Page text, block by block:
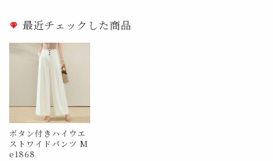
最近チェックした商品
ボタン付きハイウエ
ストワイドパンツ M
e1868